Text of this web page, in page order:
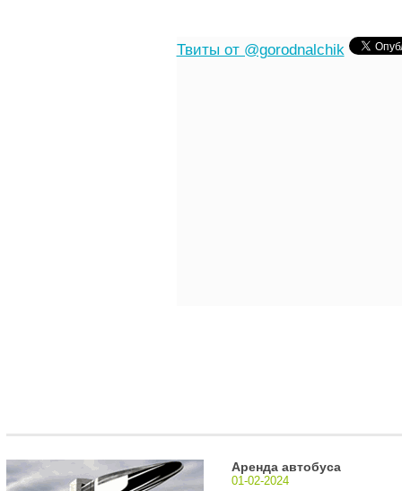
Твиты от @gorodnalchik
Аренда автобуса
01-02-2024